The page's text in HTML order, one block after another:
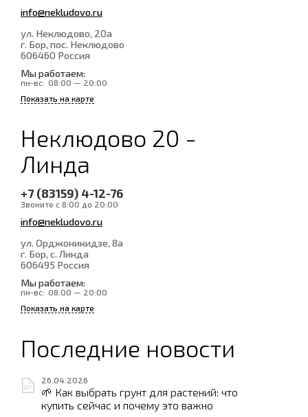
info@nekludovo.ru
ул. Неклюдово, 20а
г. Бор, пос. Неклюдово
606460 Россия
Мы работаем:
пн-вс: 08:00 — 20:00
Показать на карте
Неклюдово 20 -
Линда
+7 (83159) 4-12-76
Звоните с 8:00 до 20:00
info@nekludovo.ru
ул. Орджоникидзе, 8а
г. Бор, с. Линда
606495 Россия
Мы работаем:
пн-вс: 08:00 — 20:00
Показать на карте
Последние новости
26.04.2026
🌱 Как выбрать грунт для растений: что
купить сейчас и почему это важно